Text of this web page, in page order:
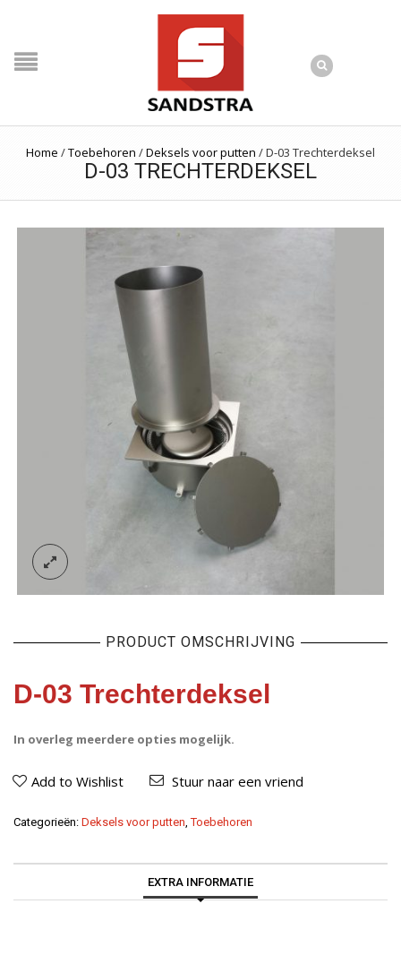
Home /Toebehoren /Deksels voor putten /D-03 Trechterdeksel
D-03 TRECHTERDEKSEL
PRODUCT OMSCHRIJVING
D-03 Trechterdeksel
In overleg meerdere opties mogelijk.
Add to Wishlist Stuur naar een vriend
Categorieën: Deksels voor putten,Toebehoren
EXTRA INFORMATIE